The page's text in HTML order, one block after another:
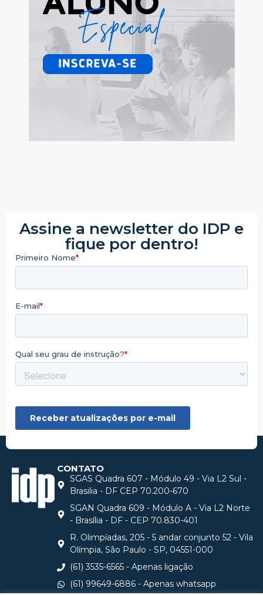
Assine a newsletter do IDP e
fique por dentro!
CONTATO
SGAS Quadra 607 - Módulo 49 - Via L2 Sul -
Brasilia - DF CEP 70.200-670
SGAN Quadra 609 - Módulo A - Via L2 Norte
- Brasília - DF - CEP 70.830-401
R. Olimpíadas, 205 - 5 andar conjunto 52 - Vila
Olímpia, São Paulo - SP, 04551-000
(61) 3535-6565 - Apenas ligação
(61) 99649-6886 - Apenas whatsapp